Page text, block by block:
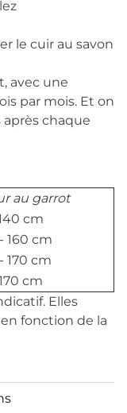
le cuir au savon
avec une
par mois. Et on
après chaque
au garrot
cm
160 cm
170 cm
cm
Elles
fonction de la